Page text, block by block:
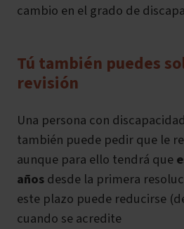
cambio en el grado de
Tú también puedes
revisión
Una persona con
también puede pedir que le
aunque para ello tendrá que
añosdesde la primera
este plazo puede reducirse
cuando se acredite